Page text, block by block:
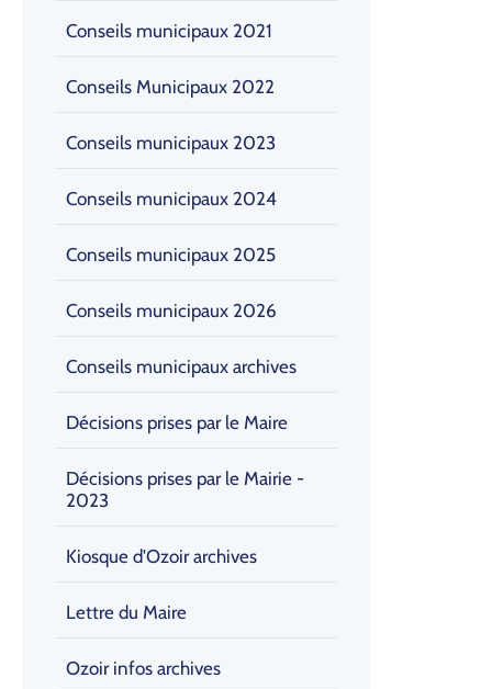
Conseils municipaux 2021
Conseils Municipaux 2022
Conseils municipaux 2023
Conseils municipaux 2024
Conseils municipaux 2025
Conseils municipaux 2026
Conseils municipaux archives
Décisions prises par le Maire
Décisions prises par le Mairie -
2023
Kiosque d'Ozoir archives
Lettre du Maire
Ozoir infos archives